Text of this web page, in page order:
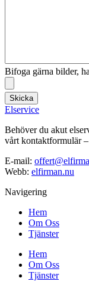
Bifoga gärna bilder,
Skicka
Elservice
Behöver du akut
vårt kontaktformulär
E-mail:
Webb: elfirman.nu
Navigering
Hem
Om Oss
Tjänster
Hem
Om Oss
Tjänster